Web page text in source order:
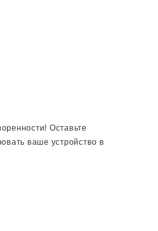
Оставьте
ваше устройство в